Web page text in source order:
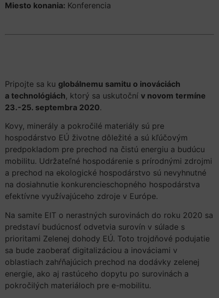
Miesto konania: Konferencia
Pripojte sa ku globálnemu samitu o inováciách
a technológiách, ktorý sa uskutoční v novom termíne
23.-25. septembra 2020.
Kovy, minerály a pokročilé materiály sú pre
hospodárstvo EÚ životne dôležité a sú kľúčovým
predpokladom pre prechod na čistú energiu a budúcu
mobilitu. Udržateľné hospodárenie s prírodnými zdrojmi
a prechod na ekologické hospodárstvo sú nevyhnutné
na dosiahnutie konkurencieschopného hospodárstva
efektívne využívajúceho zdroje v Európe.
Na samite EIT o nerastných surovinách do roku 2020 sa
predstaví budúcnosť odvetvia surovín v súlade s
prioritami Zelenej dohody EÚ. Toto trojdňové podujatie
sa bude zaoberať digitalizáciou a inováciami v
oblastiach zahŕňajúcich prechod na dodávky zelenej
energie, ako aj rastúceho dopytu po surovinách a
pokročilých materiáloch pre e-mobilitu.